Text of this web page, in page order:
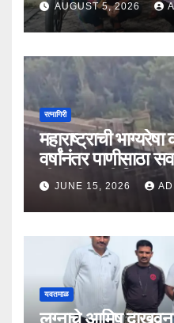
AUGUST 5, 2026
रत्नागिरी
महाराष्ट्राची
वर्षांनंतर पाणीसाठा
टीएमसी पाणी शिल्लक
JUNE 15, 2026
यवतमाळ